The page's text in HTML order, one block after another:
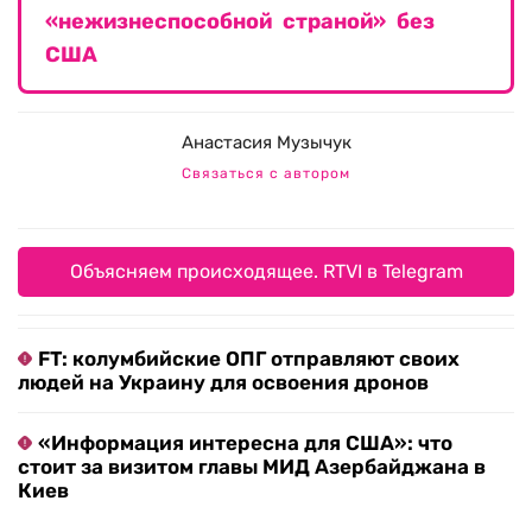
«нежизнеспособной страной» без
США
Анастасия Музычук
Связаться с автором
Объясняем происходящее. RTVI в Telegram
FT: колумбийские ОПГ отправляют своих
людей на Украину для освоения дронов
«Информация интересна для США»: что
стоит за визитом главы МИД Азербайджана в
Киев